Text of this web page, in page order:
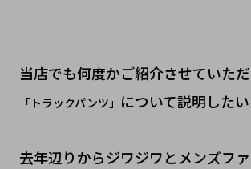
当店でも何度かご紹介させていただ
「トラックパンツ」 について説明したい
去年辺りからジワジワとメンズフ